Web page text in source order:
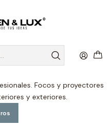
CHILE
Técnica
Técnica
Focos y proyectores
y exteriores.